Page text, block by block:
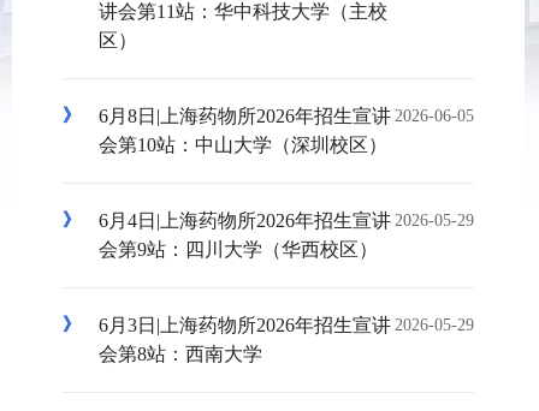
讲会第11站：华中科技大学（主校
区）
6月8日|上海药物所2026年招生宣讲
会第10站：中山大学（深圳校区）
2026-06-05
6月4日|上海药物所2026年招生宣讲
会第9站：四川大学（华西校区）
2026-05-29
6月3日|上海药物所2026年招生宣讲
会第8站：西南大学
2026-05-29